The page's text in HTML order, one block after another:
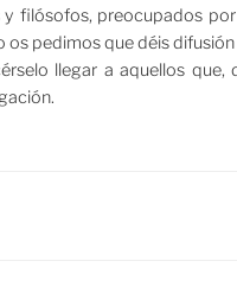
filósofos, preocupados
os pedimos que déis
llegar a aquellos